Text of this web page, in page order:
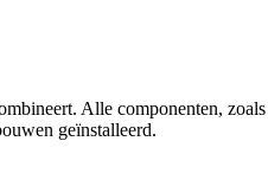
Alle componenten, zoals
geïnstalleerd.